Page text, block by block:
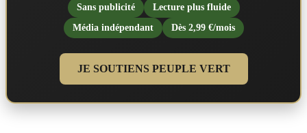
Sans publicité
Lecture plus fluide
Média indépendant
Dès 2,99 €/mois
JE SOUTIENS PEUPLE VERT